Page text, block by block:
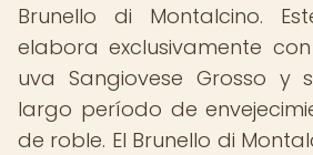
Brunello di Montalcino.
elabora exclusivamente
uva Sangiovese Grosso y
largo período de
de roble. El Brunello di